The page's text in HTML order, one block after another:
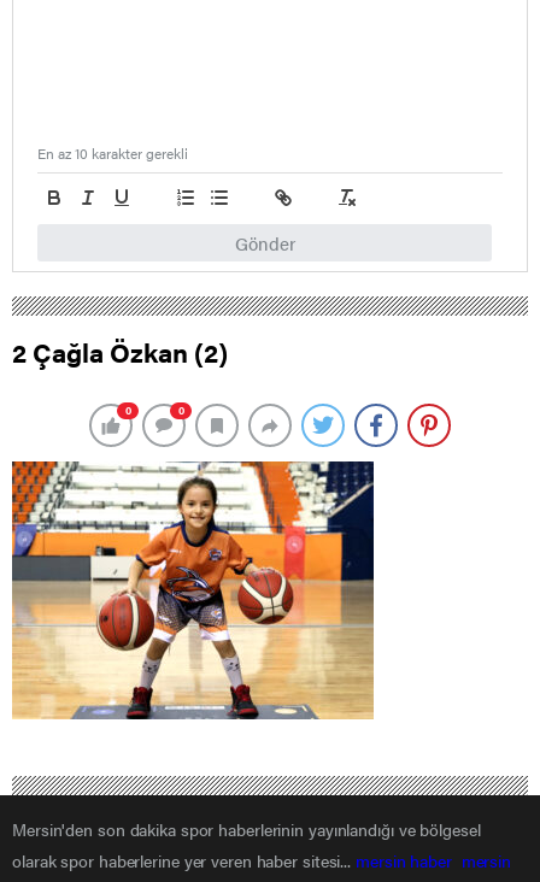
Gönder
En az 10 karakter gerekli
2 Çağla Özkan (2)
0 0
Mersin'den son dakika spor haberlerinin yayınlandığı ve bölgesel
olarak spor haberlerine yer veren haber sitesi... mersin haber mersin